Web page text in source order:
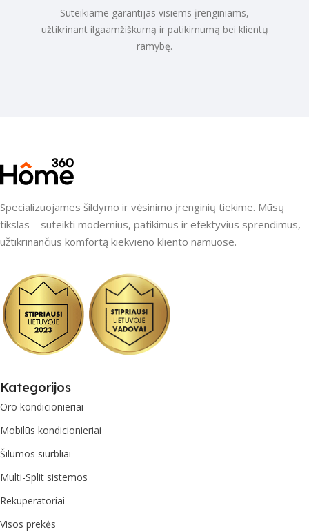
Suteikiame garantijas visiems įrenginiams,
užtikrinant ilgaamžiškumą ir patikimumą bei klientų
ramybę.
Specializuojames šildymo ir vėsinimo įrenginių tiekime. Mūsų
tikslas – suteikti modernius, patikimus ir efektyvius sprendimus,
užtikrinančius komfortą kiekvieno kliento namuose.
Kategorijos
Oro kondicionieriai
Mobilūs kondicionieriai
Šilumos siurbliai
Multi-Split sistemos
Rekuperatoriai
Visos prekės